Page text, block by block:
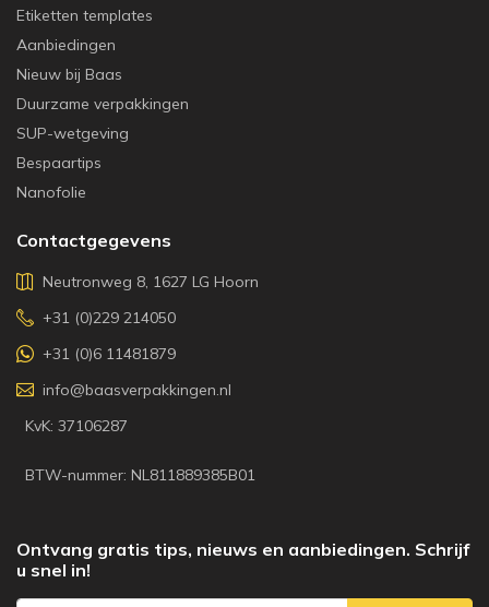
Etiketten templates
Aanbiedingen
Nieuw bij Baas
Duurzame verpakkingen
SUP-wetgeving
Bespaartips
Nanofolie
Contactgegevens
Neutronweg 8, 1627 LG Hoorn
+31 (0)229 214050
+31 (0)6 11481879
info@baasverpakkingen.nl
KvK: 37106287
BTW-nummer: NL811889385B01
Ontvang gratis tips, nieuws en aanbiedingen. Schrijf
u snel in!